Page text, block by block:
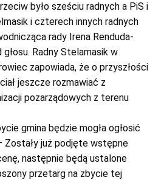
było sześciu radnych a PiS i
i czterech innych radnych
rady Irena Renduda-
Radny Stelamasik w
zapowiada, że o przyszłości
jeszcze rozmawiać z
pozarządowych z terenu
gmina będzie mogła ogłosić
Zostały już podjęte wstępne
następnie będą ustalone
przetarg na zbycie tej